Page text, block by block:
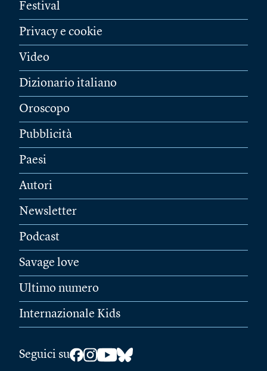
Festival
Privacy e cookie
Video
Dizionario italiano
Oroscopo
Pubblicità
Paesi
Autori
Newsletter
Podcast
Savage love
Ultimo numero
Internazionale Kids
Seguici su